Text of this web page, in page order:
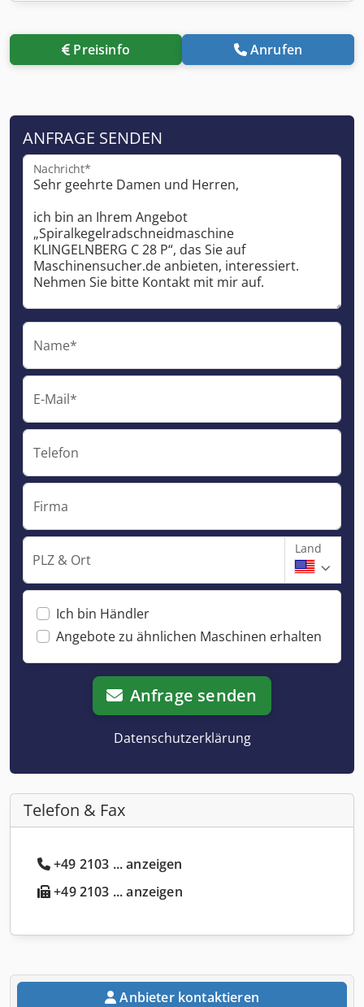
Preisinfo Anrufen
ANFRAGE SENDEN
Nachricht*
Name*
E-Mail*
Telefon
Firma
PLZ & Ort
Land
Ich bin Händler
Angebote zu ähnlichen Maschinen erhalten
Anfrage senden
Datenschutzerklärung
Telefon & Fax
+49 2103 ... anzeigen
+49 2103 ... anzeigen
Anbieter kontaktieren